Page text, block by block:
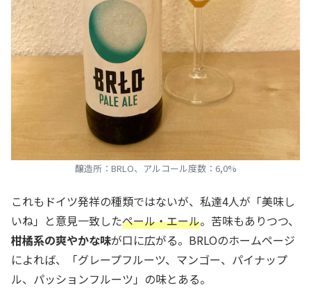
醸造所：BRLO、アルコール度数：6,0%
これもドイツ発祥の種類ではないが、私達4人が「美味し
いね」と意見一致したペール・エール。苦味もありつつ、
柑橘系の爽やかな味が口に広がる。BRLOのホームページ
によれば、「グレープフルーツ、マンゴー、パイナップ
ル、パッションフルーツ」の味とある。